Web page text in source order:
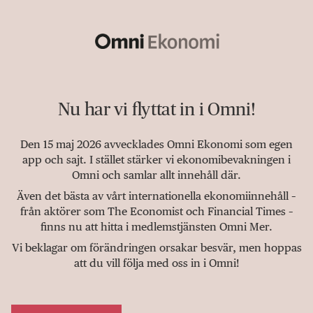
Nu har vi flyttat in i Omni!
Den 15 maj 2026 avvecklades Omni Ekonomi som egen
app och sajt. I stället stärker vi ekonomibevakningen i
Omni och samlar allt innehåll där.
Även det bästa av vårt internationella ekonomiinnehåll –
från aktörer som The Economist och Financial Times –
finns nu att hitta i medlemstjänsten Omni Mer.
Vi beklagar om förändringen orsakar besvär, men hoppas
att du vill följa med oss in i Omni!